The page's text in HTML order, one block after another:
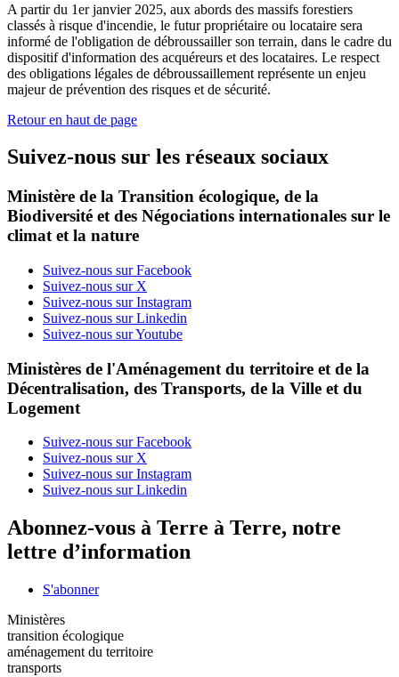
A partir du 1er janvier 2025, aux abords des massifs forestiers
classés à risque d'incendie, le futur propriétaire ou locataire sera
informé de l'obligation de débroussailler son terrain, dans le cadre du
dispositif d'information des acquéreurs et des locataires. Le respect
des obligations légales de débroussaillement représente un enjeu
majeur de prévention des risques et de sécurité.
Retour en haut de page
Suivez-nous sur les réseaux sociaux
Ministère de la Transition écologique, de la
Biodiversité et des Négociations internationales sur le
climat et la nature
Suivez-nous sur Facebook
Suivez-nous sur X
Suivez-nous sur Instagram
Suivez-nous sur Linkedin
Suivez-nous sur Youtube
Ministères de l'Aménagement du territoire et de la
Décentralisation, des Transports, de la Ville et du
Logement
Suivez-nous sur Facebook
Suivez-nous sur X
Suivez-nous sur Instagram
Suivez-nous sur Linkedin
Abonnez-vous à Terre à Terre, notre
lettre d’information
S'abonner
Ministères
transition écologique
aménagement du territoire
transports